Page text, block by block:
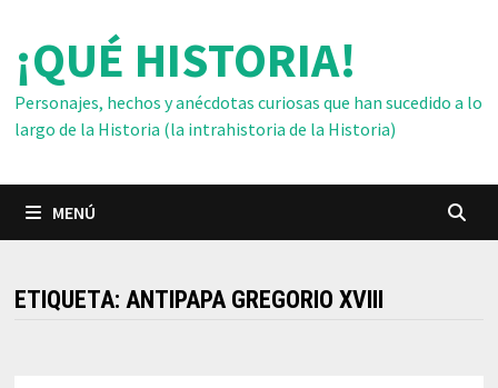
contenido
¡QUÉ HISTORIA!
Personajes, hechos y anécdotas curiosas que han sucedido a lo
largo de la Historia (la intrahistoria de la Historia)
MENÚ
ETIQUETA: ANTIPAPA GREGORIO XVIII